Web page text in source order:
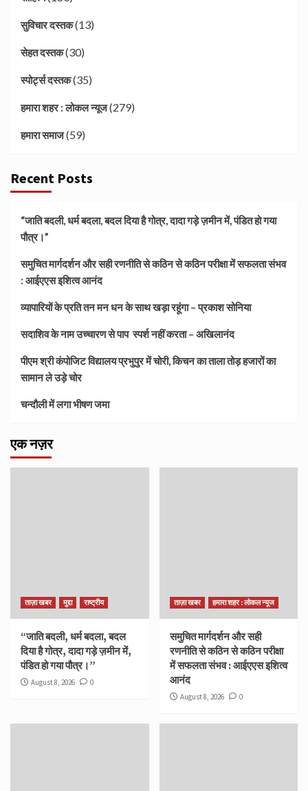
सुविचार दस्तक(13)
सेहत दस्तक(30)
स्पोर्ट्स दस्तक(35)
हमारा शहर : लोकल न्यूज(279)
हमारा समाज(59)
Recent Posts
“जाति बदली, धर्म बदला, बदल दिया है गोत्र, दादा गड़े ज़मीन में, पंडित हो गया
पौत्र।”
समुचित मार्गदर्शन और सही रणनीति से कठिन से कठिन परीक्षा में सफलता संभव
: आईएएस इशित्व आनंद
व्यापारियों के प्रति तन मन धन के साथ खड़ा रहूंगा – प्रकाश सोनिया
सदाशिव के नाम उच्चारण से पाप स्पर्श नहीं करता – अखिलानंद
पीएम श्री कंपोजिट विद्यालय प्रभुपुर में चोरी, किचन का ताला तोड़ हजारों का
सामान ले उड़े चोर
चन्दौली में लगा भीषण जमा
एक नज़र
ताज़ा खबर मुद्दा राष्ट्रीय
“जाति बदली, धर्म बदला, बदल
दिया है गोत्र, दादा गड़े ज़मीन में,
पंडित हो गया पौत्र।”
August 8, 2026 0
ताज़ा खबर हमारा शहर : लोकल न्यूज
समुचित मार्गदर्शन और सही
रणनीति से कठिन से कठिन परीक्षा
में सफलता संभव : आईएएस इशित्व
आनंद
August 8, 2026 0